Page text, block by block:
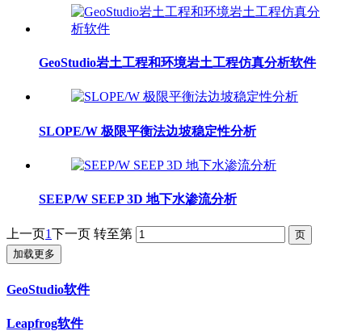
GeoStudio岩土工程和环境岩土工程仿真分析软件
SLOPE/W 极限平衡法边坡稳定性分析
SEEP/W SEEP 3D 地下水渗流分析
上一页1下一页 转至第
加载更多
GeoStudio软件
Leapfrog软件